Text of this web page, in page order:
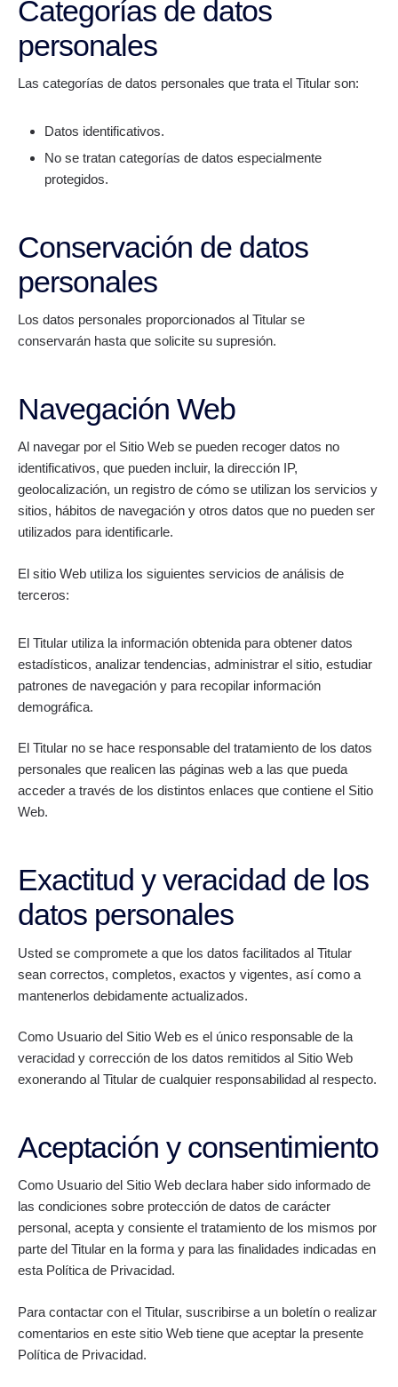
Categorías de datos
personales
Las categorías de datos personales que trata el Titular son:
Datos identificativos.
No se tratan categorías de datos especialmente
protegidos.
Conservación de datos
personales
Los datos personales proporcionados al Titular se
conservarán hasta que solicite su supresión.
Navegación Web
Al navegar por el Sitio Web se pueden recoger datos no
identificativos, que pueden incluir, la dirección IP,
geolocalización, un registro de cómo se utilizan los servicios y
sitios, hábitos de navegación y otros datos que no pueden ser
utilizados para identificarle.
El sitio Web utiliza los siguientes servicios de análisis de
terceros:
El Titular utiliza la información obtenida para obtener datos
estadísticos, analizar tendencias, administrar el sitio, estudiar
patrones de navegación y para recopilar información
demográfica.
El Titular no se hace responsable del tratamiento de los datos
personales que realicen las páginas web a las que pueda
acceder a través de los distintos enlaces que contiene el Sitio
Web.
Exactitud y veracidad de los
datos personales
Usted se compromete a que los datos facilitados al Titular
sean correctos, completos, exactos y vigentes, así como a
mantenerlos debidamente actualizados.
Como Usuario del Sitio Web es el único responsable de la
veracidad y corrección de los datos remitidos al Sitio Web
exonerando al Titular de cualquier responsabilidad al respecto.
Aceptación y consentimiento
Como Usuario del Sitio Web declara haber sido informado de
las condiciones sobre protección de datos de carácter
personal, acepta y consiente el tratamiento de los mismos por
parte del Titular en la forma y para las finalidades indicadas en
esta Política de Privacidad.
Para contactar con el Titular, suscribirse a un boletín o realizar
comentarios en este sitio Web tiene que aceptar la presente
Política de Privacidad.